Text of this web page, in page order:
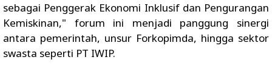
sebagai Penggerak Ekonomi Inklusif dan Pengurangan
Kemiskinan," forum ini menjadi panggung sinergi
antara pemerintah, unsur Forkopimda, hingga sektor
swasta seperti PT IWIP.